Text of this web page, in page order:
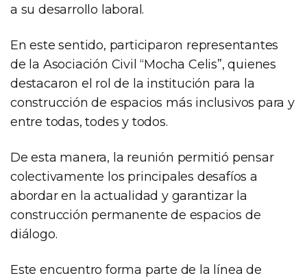
a su desarrollo laboral.
En este sentido, participaron representantes
de la Asociación Civil “Mocha Celis”, quienes
destacaron el rol de la institución para la
construcción de espacios más inclusivos para y
entre todas, todes y todos.
De esta manera, la reunión permitió pensar
colectivamente los principales desafíos a
abordar en la actualidad y garantizar la
construcción permanente de espacios de
diálogo.
Este encuentro forma parte de la línea de